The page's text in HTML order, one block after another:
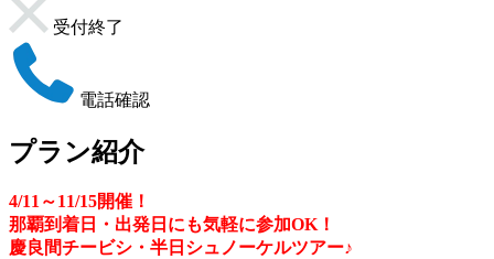
受付終了
電話確認
プラン紹介
4/11～11/15開催！
那覇到着日・出発日にも気軽に参加OK！
慶良間チービシ・半日シュノーケルツアー♪